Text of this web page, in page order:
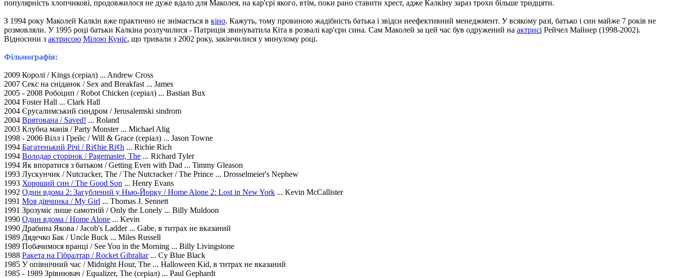
популярність хлопчикові, продовжилося не дуже вдало для Маколея, на кар'єрі якого, втім, поки рано ставити хрест, адже Калкіну зараз трохи більше тридцяти.
З 1994 року Маколей Калкін вже практично не знімається в кіно. Кажуть, тому провиною жадібність батька і звідси неефективний менеджмент. У всякому разі, батько і син майже 7 років не
розмовляли. У 1995 році батьки Калкіна розлучилися - Патриція звинуватила Кіта в розвалі кар'єри сина. Сам Маколей за цей час був одружений на актрисі Рейчел Майнер (1998-2002).
Відносини з актрисою Мілою Куніс, що тривали з 2002 року, закінчилися у минулому році.
Фільмографія:
2009 Королі / Kings (серіал) ... Andrew Cross
2007 Секс на сніданок / Sex and Breakfast ... James
2005 - 2008 Робоцип / Robot Chicken (серіал) ... Bastian Bux
2004 Foster Hall ... Clark Hall
2004 Єрусалимський синдром / Jerusalemski sindrom
2004 Врятована / Saved! ... Roland
2003 Клубна манія / Party Monster ... Michael Alig
1998 - 2006 Вілл і Грейс / Will & Grace (серіал) ... Jason Towne
1994 Багатенький Річі / Ri¢hie Ri¢h ... Richie Rich
1994 Володар сторінок / Pagemaster, The ... Richard Tyler
1994 Як впоратися з батьком / Getting Even with Dad ... Timmy Gleason
1993 Лускунчик / Nutcracker, The / The Nutcracker / The Prince ... Drosselmeier's Nephew
1993 Хороший син / The Good Son ... Henry Evans
1992 Один вдома 2: Загублений у Нью-Йорку / Home Alone 2: Lost in New York ... Kevin McCallister
1991 Моя дівчинка / My Girl ... Thomas J. Sennett
1991 Зрозуміє лише самотній / Only the Lonely ... Billy Muldoon
1990 Один вдома / Home Alone ... Kevin
1990 Драбина Якова / Jacob's Ladder ... Gabe, в титрах не вказаний
1989 Дядечко Бак / Uncle Buck ... Miles Russell
1989 Побачимося вранці / See You in the Morning ... Billy Livingstone
1988 Ракета на Гібралтар / Rocket Gibraltar... Cy Blue Black
1985 У опівнічний час / Midnight Hour, The ... Halloween Kid, в титрах не вказаний
1985 - 1989 Зрівнювач / Equalizer, The (серіал) ... Paul Gephardt